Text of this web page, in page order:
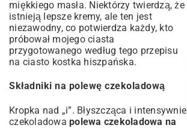
miękkiego masła. Niektórzy twierdzą, że
istnieją lepsze kremy, ale ten jest
niezawodny, co potwierdza każdy, kto
próbował mojego ciasta
przygotowanego według tego przepisu
na ciasto kostka hiszpańska.
Składniki na polewę czekoladową
Kropka nad „i”. Błyszcząca i intensywnie
czekoladowa polewa czekoladowa na